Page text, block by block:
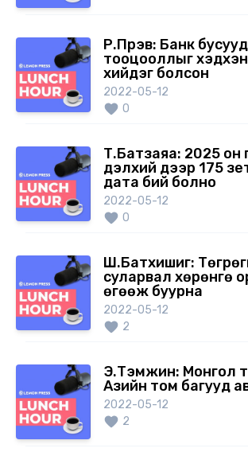
Р.Пүрэв: Банк
тооцооллыг
хийдэг болсон
2022-05-12
0
Т.Батзаяа: 2025 он
дэлхий дээр 175
дата бий болно
2022-05-12
0
Ш.Батхишиг:
суларвал хөрөнгө
өгөөж буурна
2022-05-12
2
Э.Тэмүүжин: Монгол
Азийн том багууд
2022-05-12
2